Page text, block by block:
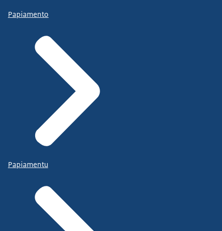
Papiamento
Papiamentu